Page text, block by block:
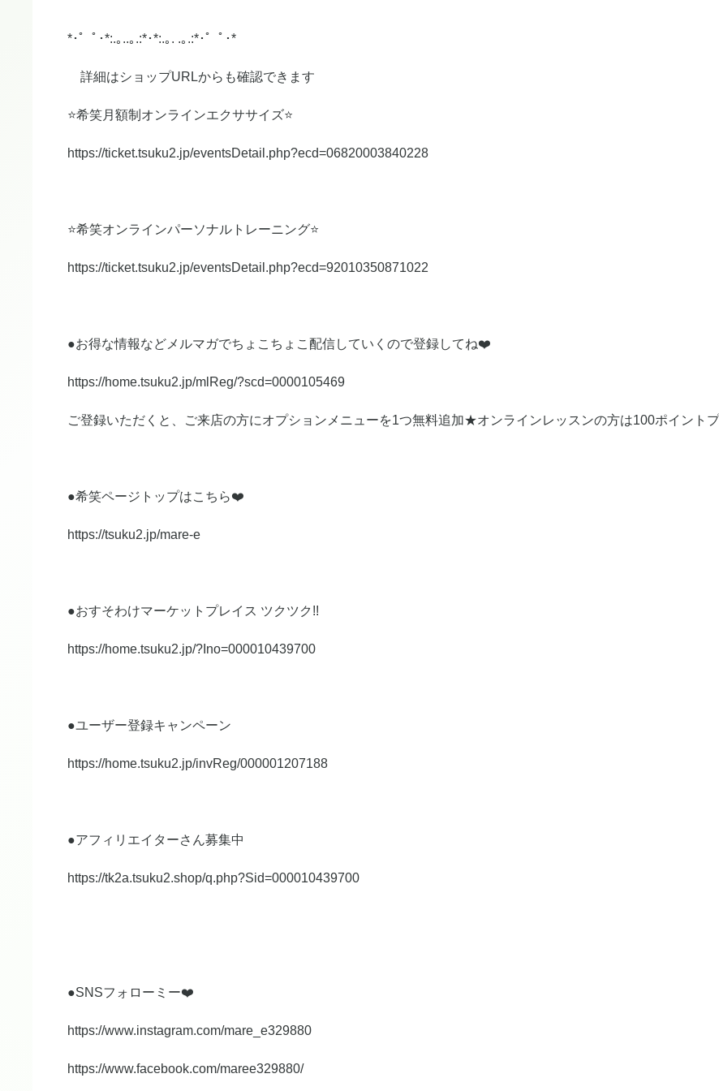
*･゜ﾟ･*:.｡..｡.:*･*:.｡. .｡.:*･゜ﾟ･*
詳細はショップURLからも確認できます
⭐️希笑月額制オンラインエクササイズ⭐️
https://ticket.tsuku2.jp/eventsDetail.php?ecd=06820003840228
⭐️希笑オンラインパーソナルトレーニング⭐️
https://ticket.tsuku2.jp/eventsDetail.php?ecd=92010350871022
●お得な情報などメルマガでちょこちょこ配信していくので登録してね❤️
https://home.tsuku2.jp/mlReg/?scd=0000105469
ご登録いただくと、ご来店の方にオプションメニューを1つ無料追加★オンラインレッスンの方は100ポイント
●希笑ページトップはこちら❤️
https://tsuku2.jp/mare-e
●おすそわけマーケットプレイス ツクツク!!
https://home.tsuku2.jp/?Ino=000010439700
●ユーザー登録キャンペーン
https://home.tsuku2.jp/invReg/000001207188
●アフィリエイターさん募集中
https://tk2a.tsuku2.shop/q.php?Sid=000010439700
●SNSフォローミー❤️
https://www.instagram.com/mare_e329880
https://www.facebook.com/maree329880/